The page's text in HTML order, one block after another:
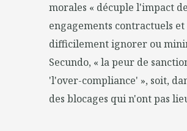
morales « décuple l'impact
engagements contractuels
difficilement ignorer ou
Secundo, « la peur de
'l'over-compliance' », soit,
des blocages qui n'ont pas